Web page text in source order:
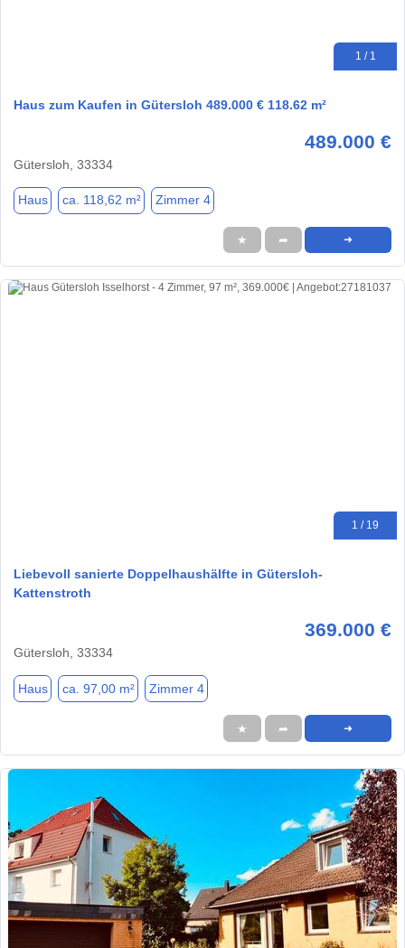
1 / 1
Haus zum Kaufen in Gütersloh 489.000 € 118.62 m²
489.000 €
Gütersloh, 33334
Haus ca. 118,62 m² Zimmer 4
★ ➦ ➜
1 / 19
Liebevoll sanierte Doppelhaushälfte in Gütersloh-
Kattenstroth
369.000 €
Gütersloh, 33334
Haus ca. 97,00 m² Zimmer 4
★ ➦ ➜